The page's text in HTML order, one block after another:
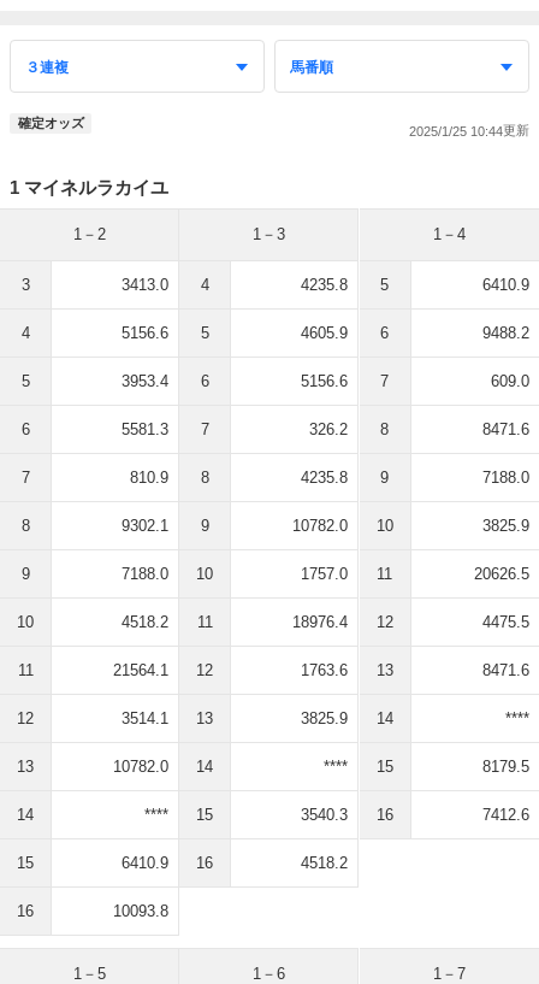
確定オッズ
2025/1/25 10:44
1 マイネルラカイユ
1－2
3 3413.0
4 5156.6
5 3953.4
6 5581.3
7 810.9
8 9302.1
9 7188.0
10 4518.2
11 21564.1
12 3514.1
13 10782.0
14 ****
15 6410.9
16 10093.8
1－3
4 4235.8
5 4605.9
6 5156.6
7 326.2
8 4235.8
9 10782.0
10 1757.0
11 18976.4
12 1763.6
13 3825.9
14 ****
15 3540.3
16 4518.2
1－4
5 6410.9
6 9488.2
7 609.0
8 8471.6
9 7188.0
10 3825.9
11 20626.5
12 4475.5
13 8471.6
14 ****
15 8179.5
16 7412.6
1－5 1－6 1－7